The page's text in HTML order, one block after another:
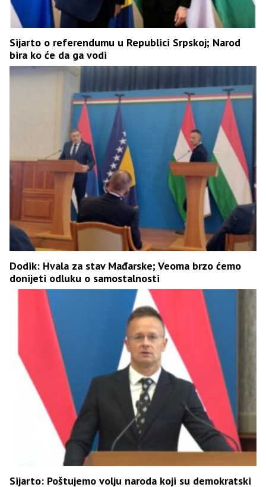
Sijarto o referendumu u Republici Srpskoj; Narod
bira ko će da ga vodi
Dodik: Hvala za stav Mađarske; Veoma brzo ćemo
donijeti odluku o samostalnosti
Sijarto: Poštujemo volju naroda koji su demokratski